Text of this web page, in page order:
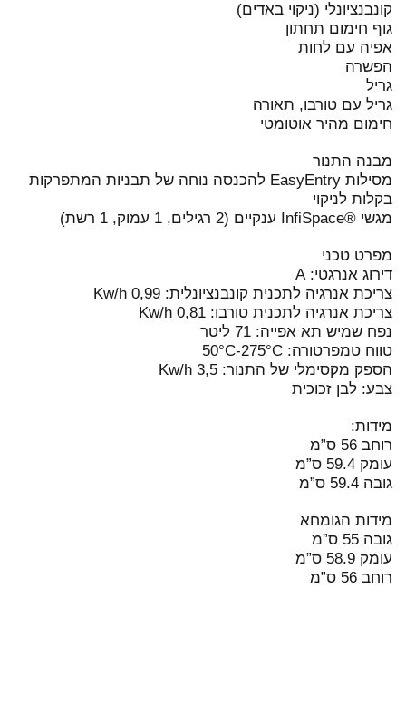
קונבנציונלי (ניקוי באדים)
גוף חימום תחתון
אפיה עם לחות
הפשרה
גריל
גריל עם טורבו, תאורה
חימום מהיר אוטומטי
מבנה התנור
מסילות EasyEntry להכנסה נוחה של תבניות המתפרקות
בקלות לניקוי
מגשי ®InfiSpace ענקיים (2 רגילים, 1 עמוק, 1 רשת)
מפרט טכני
דירוג אנרגטי: A
צריכת אנרגיה לתכנית קונבנציונלית: 0,99 Kw/h
צריכת אנרגיה לתכנית טורבו: 0,81 Kw/h
נפח שמיש תא אפייה: 71 ליטר
טווח טמפרטורה: 50°C-275°C
הספק מקסימלי של התנור: 3,5 Kw/h
צבע: לבן זכוכית
מידות:
רוחב 56 ס”מ
עומק 59.4 ס”מ
גובה 59.4 ס”מ
מידות הגומחא
גובה 55 ס”מ
עומק 58.9 ס”מ
רוחב 56 ס”מ